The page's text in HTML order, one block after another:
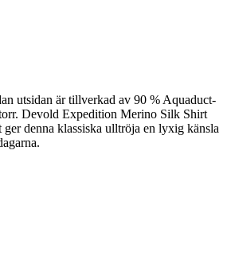
utsidan är tillverkad av 90 % Aquaduct-
Devold Expedition Merino Silk Shirt
denna klassiska ulltröja en lyxig känsla